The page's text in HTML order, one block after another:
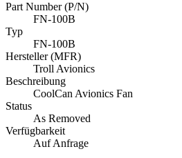
Part Number (P/N)
FN-100B
Typ
FN-100B
Hersteller (MFR)
Troll Avionics
Beschreibung
CoolCan Avionics Fan
Status
As Removed
Verfügbarkeit
Auf Anfrage